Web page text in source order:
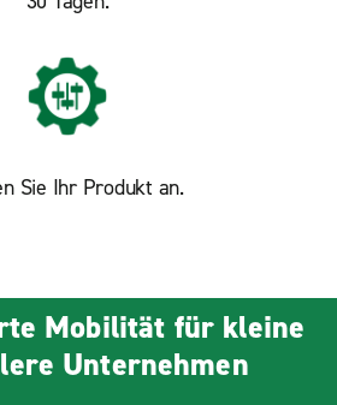
Sie Ihr Produkt an.
Mobilität für kleine
Unternehmen